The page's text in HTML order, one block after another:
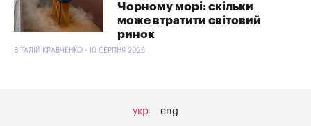
Чорному морі: скільки
може втратити світовий
ринок
ВІТАЛІЙ КРАВЧЕНКО - 10 СЕРПНЯ 2026
укр eng